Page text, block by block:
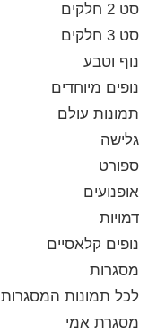
סט 2 חלקים
סט 3 חלקים
נוף וטבע
נופים מיוחדים
תמונות עולם
גלישה
ספורט
אופנועים
דמויות
נופים קלאסיים
מסגרות
לכל תמונות המסגרות
מסגרת אמי